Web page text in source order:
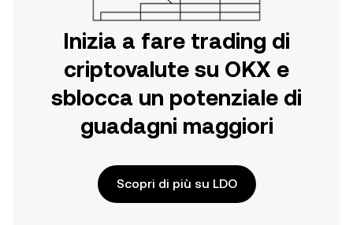
Inizia a fare trading di
criptovalute su OKX e
sblocca un potenziale di
guadagni maggiori
Scopri di più su LDO